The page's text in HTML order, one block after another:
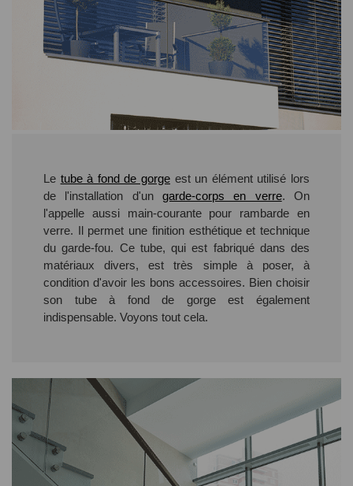
Le tube à fond de gorge est un élément utilisé lors
de l'installation d'un garde-corps en verre. On
l'appelle aussi main-courante pour rambarde en
verre. Il permet une finition esthétique et technique
du garde-fou. Ce tube, qui est fabriqué dans des
matériaux divers, est très simple à poser, à
condition d'avoir les bons accessoires. Bien choisir
son tube à fond de gorge est également
indispensable. Voyons tout cela.